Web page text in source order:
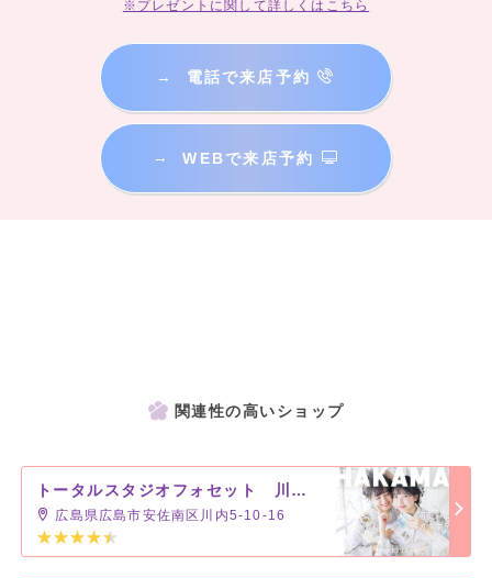
※プレゼントに関して詳しくはこちら
→ 電話で来店予約
→ WEBで来店予約
関連性の高いショップ
トータルスタジオフォセット 川内店
広島県広島市安佐南区川内5-10-16